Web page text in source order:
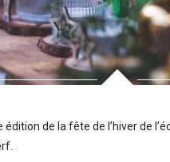
de la fête de l’hiver de